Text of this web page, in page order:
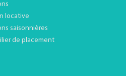
locative
saisonnières
de placement